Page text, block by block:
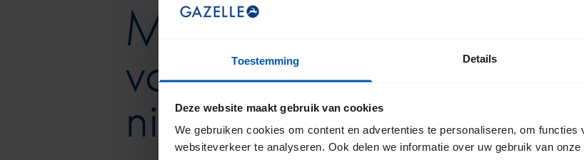
Toestemming Details
Deze website maakt gebruik van cookies
We gebruiken cookies om content en advertenties te personaliseren, om functies
websiteverkeer te analyseren. Ook delen we informatie over uw gebruik van
Meld je aan
voor onze
nieuwsbrief
Gazelle.*